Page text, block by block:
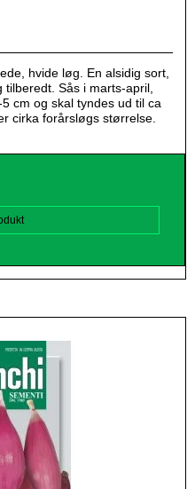
hvide løg. En alsidig sort,
Sås i marts-april,
cm og skal tyndes ud til ca
cirka forårsløgs størrelse.